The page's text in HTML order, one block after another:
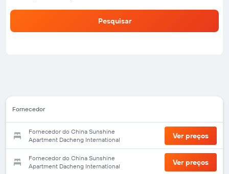
Pesquisar
Fornecedor
Fornecedor do China Sunshine
Apartment Dacheng International
Ver preços
Fornecedor do China Sunshine
Apartment Dacheng International
Ver preços